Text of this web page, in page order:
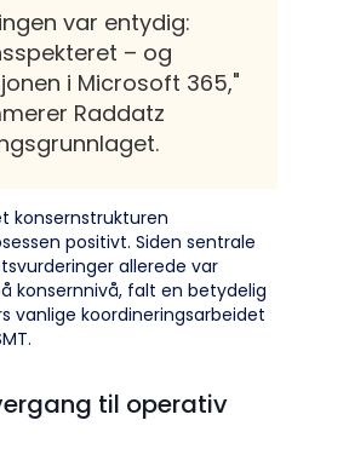
var entydig:
– og
i Microsoft 365,"
Raddatz
konsernstrukturen
positivt. Siden sentrale
allerede var
konsernnivå, falt en betydelig
vanlige koordineringsarbeidet
til operativ